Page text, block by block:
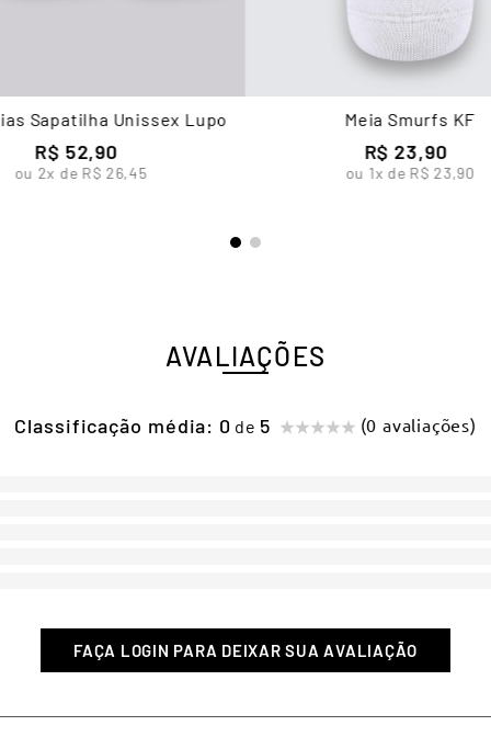
Sapatilha Unissex Lupo
R$ 52,90
ou 2x de R$ 26,45
Meia Smurfs KF
R$ 23,90
ou 1x de R$ 23,90
AVALIAÇÕES
Classificação média: 0 (0 avaliações)